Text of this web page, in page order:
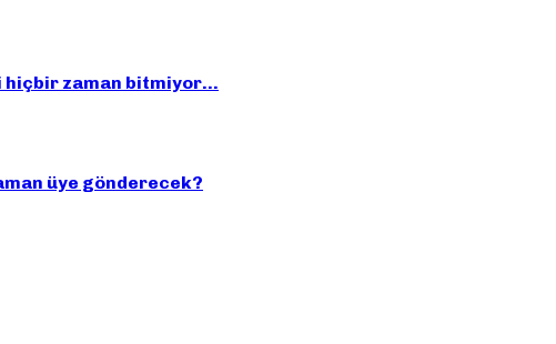
hiçbir zaman bitmiyor…
üye gönderecek?